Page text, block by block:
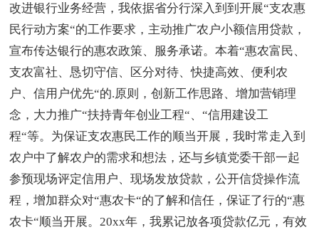
改进银行业务经营，我依据省分行深入到到开展“支农惠
民行动方案“的工作要求，主动推广农户小额信用贷款，
宣布传达银行的惠农政策、服务承诺。本着“惠农富民、
支农富社、恳切守信、区分对待、快捷高效、便利农
户、信用户优先“的.原则，创新工作思路、增加营销理
念，大力推广“扶持青年创业工程“、“信用建设工
程“等。为保证支农惠民工作的顺当开展，我时常走入到
农户中了解农户的需求和想法，还与乡镇党委干部一起
参预现场评定信用户、现场发放贷款，公开信贷操作流
程，增加群众对“惠农卡“的了解和信任，保证了行的“惠
农卡“顺当开展。20xx年，我累记放各项贷款亿元，有效